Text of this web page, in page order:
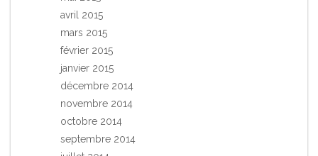
avril 2015
mars 2015
février 2015
janvier 2015
décembre 2014
novembre 2014
octobre 2014
septembre 2014